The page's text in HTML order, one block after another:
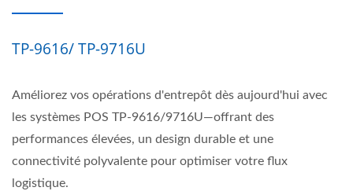
TP-9616/ TP-9716U
Améliorez vos opérations d'entrepôt dès aujourd'hui avec
les systèmes POS TP-9616/9716U—offrant des
performances élevées, un design durable et une
connectivité polyvalente pour optimiser votre flux
logistique.